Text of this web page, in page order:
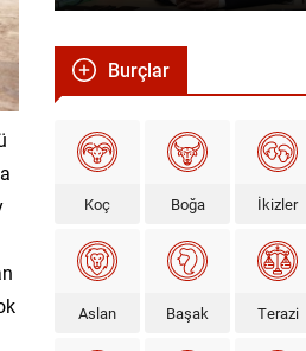
Burçlar
Koç Boğa İkizler
Aslan Başak Terazi